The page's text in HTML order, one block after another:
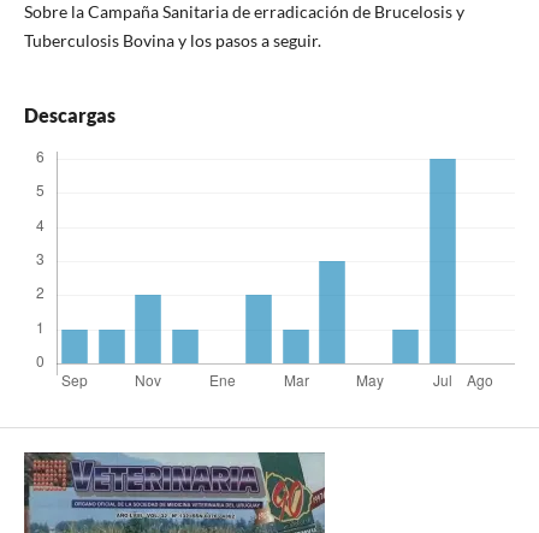
Sobre la Campaña Sanitaria de erradicación de Brucelosis y
Tuberculosis Bovina y los pasos a seguir.
Descargas